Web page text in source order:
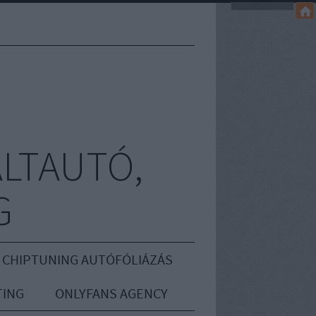
AUTÓFÓLIÁZÁS
ONLYFANS AGENCY